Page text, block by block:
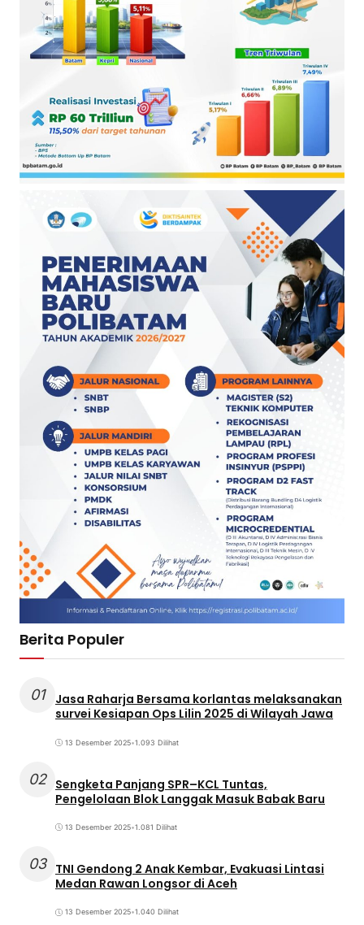
Berita Populer
01
Jasa Raharja Bersama korlantas melaksanakan
survei Kesiapan Ops Lilin 2025 di Wilayah Jawa
13 Desember 2025•1.093 Dilihat
02 Sengketa Panjang SPR–KCL Tuntas,
Pengelolaan Blok Langgak Masuk Babak Baru
13 Desember 2025•1.081 Dilihat
03 TNI Gendong 2 Anak Kembar, Evakuasi Lintasi
Medan Rawan Longsor di Aceh
13 Desember 2025•1.040 Dilihat